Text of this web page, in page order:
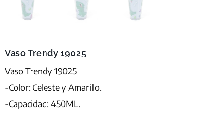
Vaso Trendy 19025
Vaso Trendy 19025
-Color: Celeste y Amarillo.
-Capacidad: 450ML.